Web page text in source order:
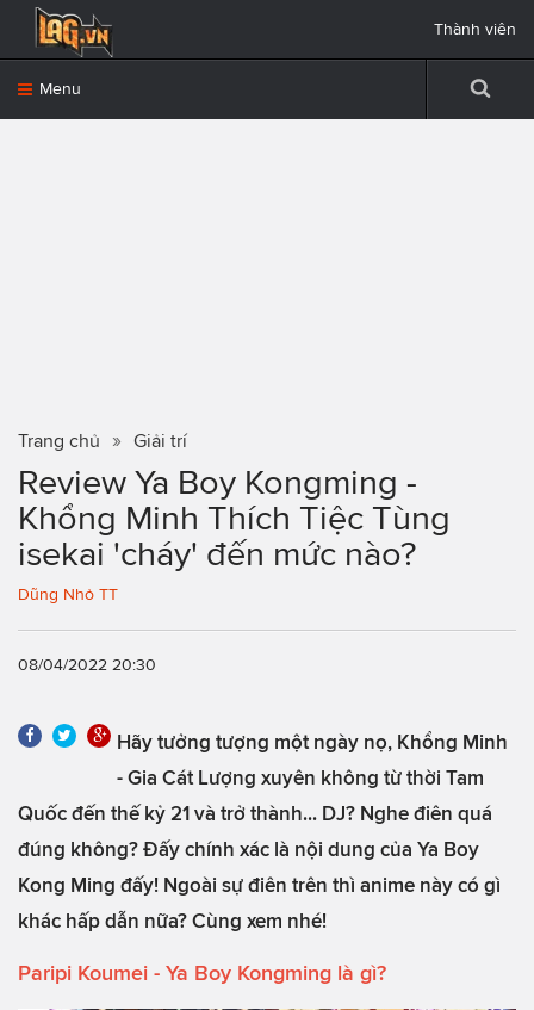
Menu
Thành viên
Trang chủ Giải trí
Review Ya Boy Kongming -
Khổng Minh Thích Tiệc Tùng
isekai 'cháy' đến mức nào?
Dũng Nhỏ TT
08/04/2022 20:30
Hãy tưởng tượng một ngày nọ, Khổng Minh
- Gia Cát Lượng xuyên không từ thời Tam
Quốc đến thế kỷ 21 và trở thành... DJ? Nghe điên quá
đúng không? Đấy chính xác là nội dung của Ya Boy
Kong Ming đấy! Ngoài sự điên trên thì anime này có gì
khác hấp dẫn nữa? Cùng xem nhé!
Paripi Koumei - Ya Boy Kongming là gì?